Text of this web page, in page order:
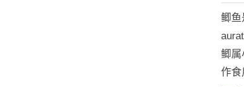
鲫鱼
鲫属
作食